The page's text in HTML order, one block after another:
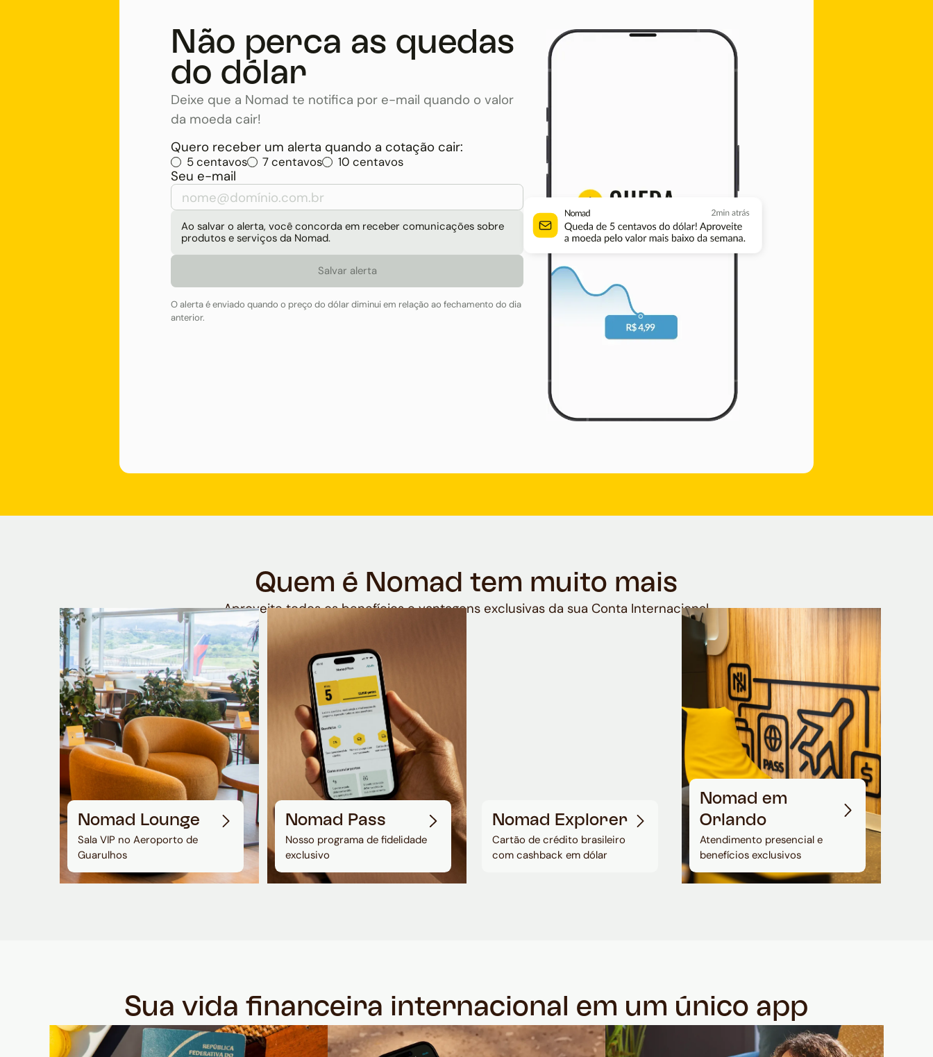
Não perca as quedas
do dólar
Deixe que a Nomad te notifica por e-mail quando o valor
da moeda cair!
Quero receber um alerta quando a cotação cair:
5 centavos 7 centavos 10 centavos
Seu e-mail
Ao salvar o alerta, você concorda em receber comunicações sobre
produtos e serviços da Nomad.
O alerta é enviado quando o preço do dólar diminui em relação ao fechamento do dia
anterior.
Quem é Nomad tem muito mais
Aproveite todos os benefícios e vantagens exclusivas da sua Conta Internacional
Nomad Lounge
Sala VIP no Aeroporto de
Guarulhos
Nomad Pass
Nosso programa de fidelidade
exclusivo
Nomad Explorer
Cartão de crédito brasileiro
com cashback em dólar
Nomad em
Orlando
Atendimento presencial e
benefícios exclusivos
Sua vida financeira internacional em um único app